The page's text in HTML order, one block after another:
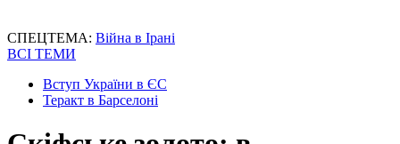
СПЕЦТЕМА: Війна в Ірані
ВСІ ТЕМИ
Вступ України в ЄС
Теракт в Барселоні